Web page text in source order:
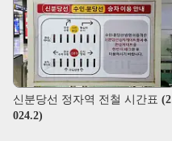
신분당선 정자역 전철 시간표 (2
024.2)